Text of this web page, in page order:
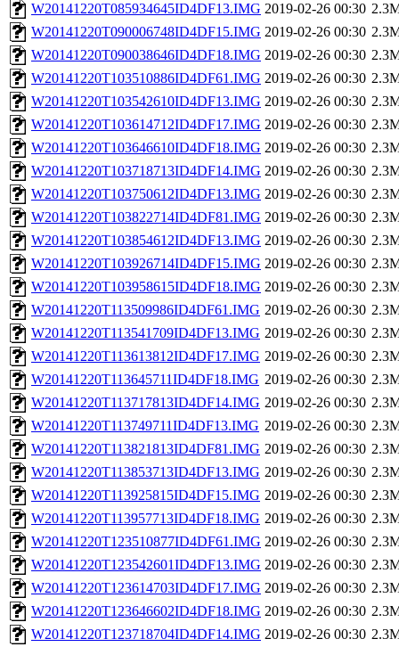
W20141220T085934645ID4DF13.IMG 2019-02-26 00:30
W20141220T090006748ID4DF15.IMG 2019-02-26 00:30
W20141220T090038646ID4DF18.IMG 2019-02-26 00:30
W20141220T103510886ID4DF61.IMG 2019-02-26 00:30
W20141220T103542610ID4DF13.IMG 2019-02-26 00:30
W20141220T103614712ID4DF17.IMG 2019-02-26 00:30
W20141220T103646610ID4DF18.IMG 2019-02-26 00:30
W20141220T103718713ID4DF14.IMG 2019-02-26 00:30
W20141220T103750612ID4DF13.IMG 2019-02-26 00:30
W20141220T103822714ID4DF81.IMG 2019-02-26 00:30
W20141220T103854612ID4DF13.IMG 2019-02-26 00:30
W20141220T103926714ID4DF15.IMG 2019-02-26 00:30
W20141220T103958615ID4DF18.IMG 2019-02-26 00:30
W20141220T113509986ID4DF61.IMG 2019-02-26 00:30
W20141220T113541709ID4DF13.IMG 2019-02-26 00:30
W20141220T113613812ID4DF17.IMG 2019-02-26 00:30
W20141220T113645711ID4DF18.IMG 2019-02-26 00:30
W20141220T113717813ID4DF14.IMG 2019-02-26 00:30
W20141220T113749711ID4DF13.IMG 2019-02-26 00:30
W20141220T113821813ID4DF81.IMG 2019-02-26 00:30
W20141220T113853713ID4DF13.IMG 2019-02-26 00:30
W20141220T113925815ID4DF15.IMG 2019-02-26 00:30
W20141220T113957713ID4DF18.IMG 2019-02-26 00:30
W20141220T123510877ID4DF61.IMG 2019-02-26 00:30
W20141220T123542601ID4DF13.IMG 2019-02-26 00:30
W20141220T123614703ID4DF17.IMG 2019-02-26 00:30
W20141220T123646602ID4DF18.IMG 2019-02-26 00:30
W20141220T123718704ID4DF14.IMG 2019-02-26 00:30